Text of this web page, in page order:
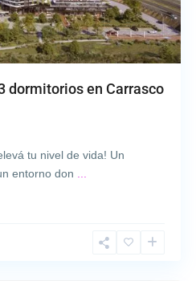
dormitorios en Carrasco
tu nivel de vida! Un
entorno don